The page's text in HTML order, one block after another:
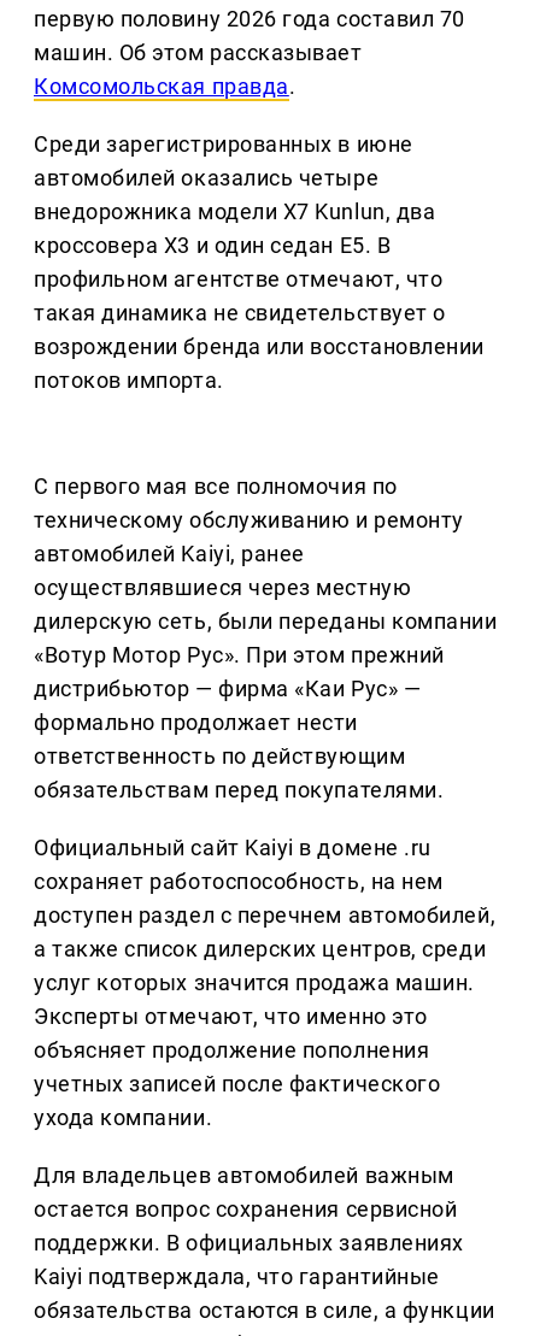
первую половину 2026 года составил 70
машин. Об этом рассказывает
Комсомольская правда.
Среди зарегистрированных в июне
автомобилей оказались четыре
внедорожника модели X7 Kunlun, два
кроссовера X3 и один седан E5. В
профильном агентстве отмечают, что
такая динамика не свидетельствует о
возрождении бренда или восстановлении
потоков импорта.
С первого мая все полномочия по
техническому обслуживанию и ремонту
автомобилей Kaiyi, ранее
осуществлявшиеся через местную
дилерскую сеть, были переданы компании
«Вотур Мотор Рус». При этом прежний
дистрибьютор — фирма «Каи Рус» —
формально продолжает нести
ответственность по действующим
обязательствам перед покупателями.
Официальный сайт Kaiyi в домене .ru
сохраняет работоспособность, на нем
доступен раздел с перечнем автомобилей,
а также список дилерских центров, среди
услуг которых значится продажа машин.
Эксперты отмечают, что именно это
объясняет продолжение пополнения
учетных записей после фактического
ухода компании.
Для владельцев автомобилей важным
остается вопрос сохранения сервисной
поддержки. В официальных заявлениях
Kaiyi подтверждала, что гарантийные
обязательства остаются в силе, а функции